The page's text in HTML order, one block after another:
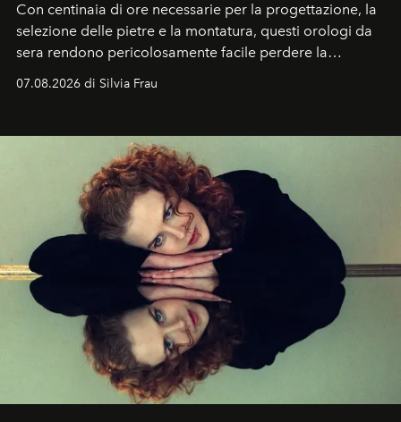
Con centinaia di ore necessarie per la progettazione, la
selezione delle pietre e la montatura, questi orologi da
sera rendono pericolosamente facile perdere la
cognizione del tempo. Ma con quadranti così
07.08.2026 di Silvia Frau